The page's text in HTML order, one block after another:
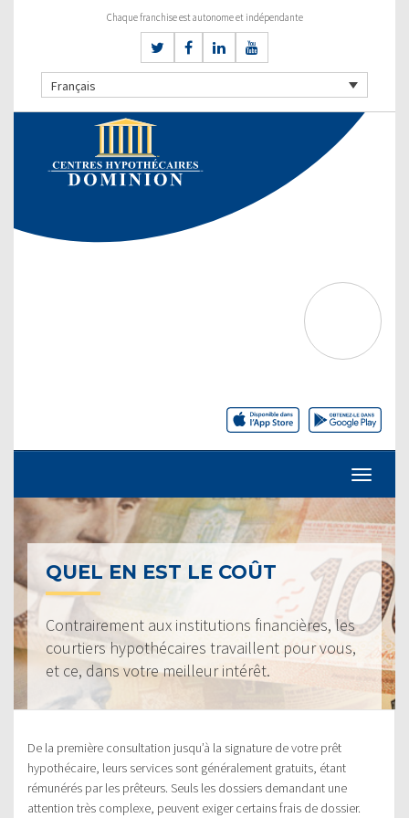
Chaque franchise est autonome et indépendante
Français
QUEL EN EST LE COÛT
Contrairement aux institutions financières, les
courtiers hypothécaires travaillent pour vous,
et ce, dans votre meilleur intérêt.
De la première consultation jusqu’à la signature de votre prêt
hypothécaire, leurs services sont généralement gratuits, étant
rémunérés par les prêteurs. Seuls les dossiers demandant une
attention très complexe, peuvent exiger certains frais de dossier.